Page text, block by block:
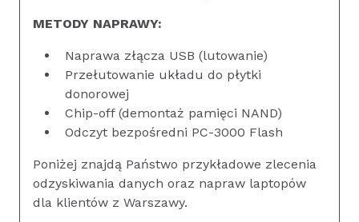
METODY NAPRAWY:
Naprawa złącza USB (lutowanie)
Przełutowanie układu do płytki
donorowej
Chip-off (demontaż pamięci NAND)
Odczyt bezpośredni PC-3000 Flash
Poniżej znajdą Państwo przykładowe zlecenia
odzyskiwania danych oraz napraw laptopów
dla klientów z Warszawy.